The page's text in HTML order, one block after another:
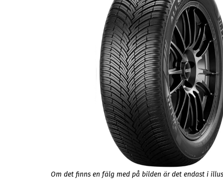
Om det finns en fälg med på bilden är det endast i